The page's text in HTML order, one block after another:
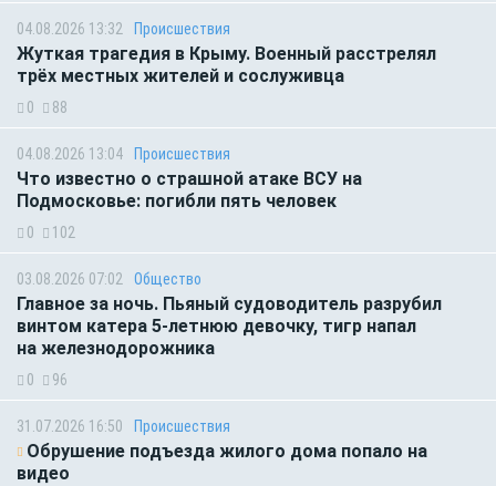
04.08.2026 13:32 Происшествия
Жуткая трагедия в Крыму. Военный расстрелял
трёх местных жителей и сослуживца
0 88
04.08.2026 13:04 Происшествия
Что известно о страшной атаке ВСУ на
Подмосковье: погибли пять человек
0 102
03.08.2026 07:02 Общество
Главное за ночь. Пьяный судоводитель разрубил
винтом катера 5-летнюю девочку, тигр напал
на железнодорожника
0 96
31.07.2026 16:50 Происшествия
Обрушение подъезда жилого дома попало на
видео